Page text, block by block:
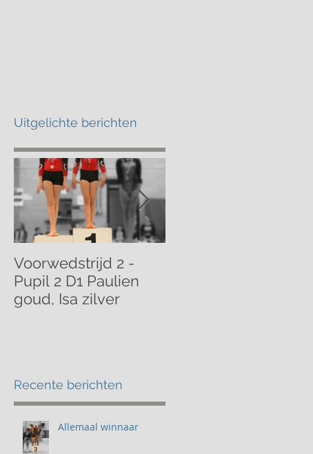
Uitgelichte berichten
Voorwedstrijd 2 -
Pupil 2 D1 Paulien
goud, Isa zilver
Recente berichten
Allemaal winnaar